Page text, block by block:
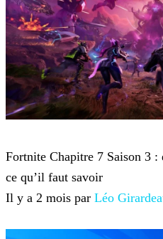
Fortnite Chapitre 7 Saison 3 :
ce qu’il faut savoir
Il y a 2 mois par Léo